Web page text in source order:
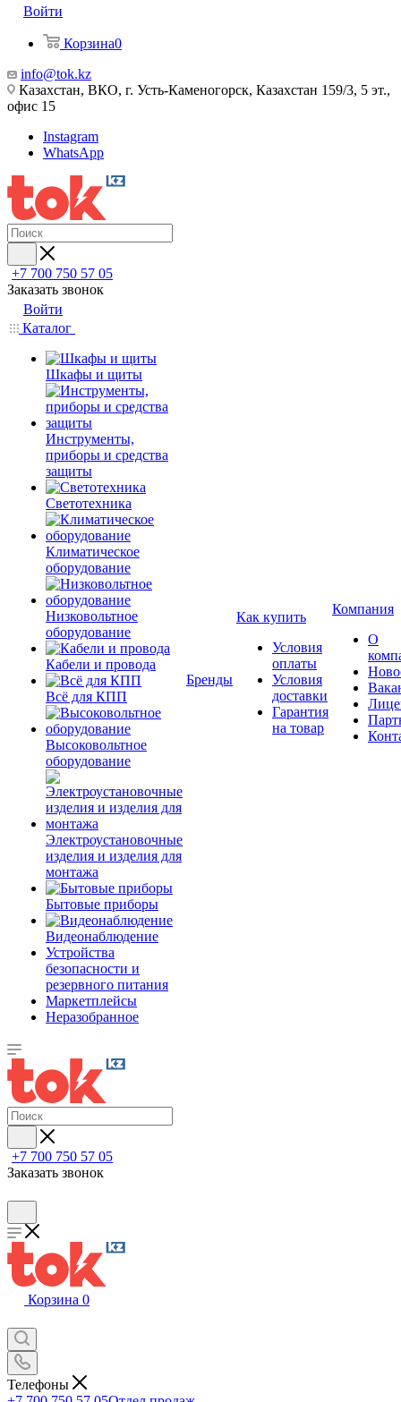
Войти
Корзина0
info@tok.kz
Казахстан, ВКО, г. Усть-Каменогорск, Казахстан 159/3, 5 эт.,
офис 15
Instagram
WhatsApp
+7 700 750 57 05
Заказать звонок
Войти
Каталог
Шкафы и щиты
Инструменты,
приборы и средства
защиты
Светотехника
Климатическое
оборудование
Низковольтное
оборудование
Кабели и провода
Всё для КПП
Высоковольтное
оборудование
Электроустановочные
изделия и изделия для
монтажа
Бытовые приборы
Видеонаблюдение
Устройства
безопасности и
резервного питания
Маркетплейсы
Неразобранное
Бренды
Как купить
Условия
оплаты
Условия
доставки
Гарантия
на товар
Компания
О
+7 700 750 57 05
Заказать звонок
Корзина 0
Телефоны